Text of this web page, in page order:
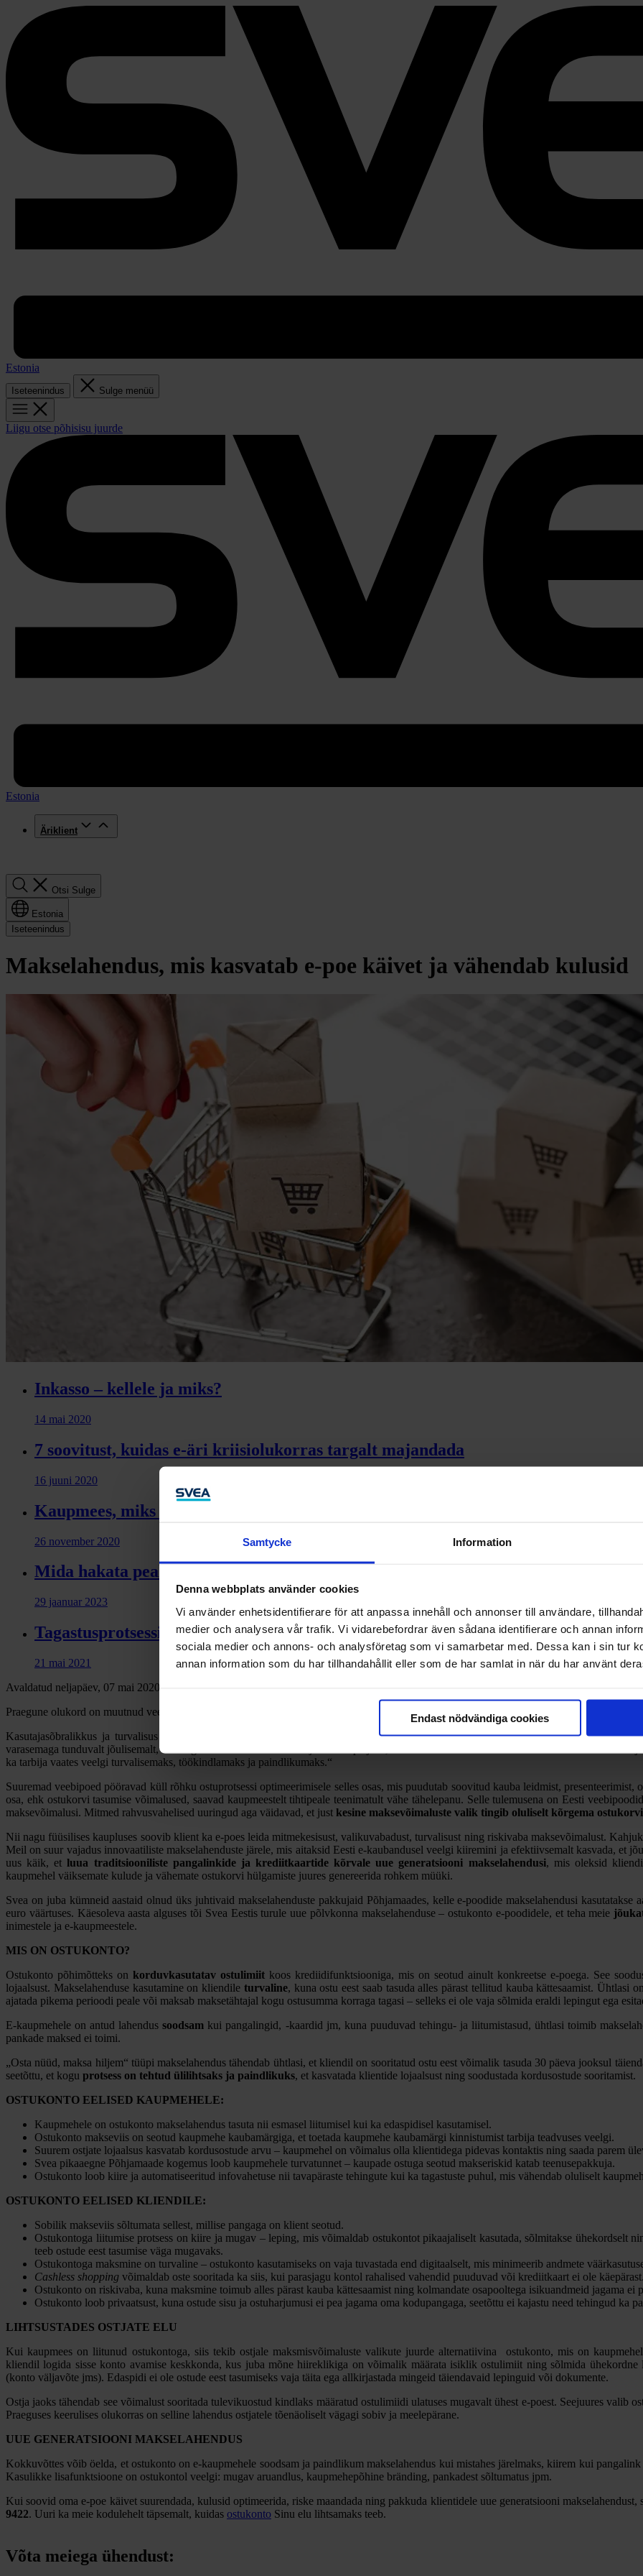
Samtycke Information
Denna webbplats använder cookies
Vi använder enhetsidentifierare för att anpassa innehåll och annonser till användare,
medier och analysera vår trafik. Vi vidarebefordrar även sådana identifierare och annan
sociala medier och annons- och analysföretag som vi samarbetar med. Dessa kan i sin tur
annan information som du har tillhandahållit eller som de har samlat in när du har använt
Endast nödvändiga cookies
Estonia
Iseteenindus Sulge menüü
Liigu otse põhisisu juurde
Estonia
Äriklient
Otsi Sulge
Estonia
Iseteenindus
Makselahendus, mis kasvatab e-poe käivet ja vähendab kulusid
Inkasso – kellele ja miks?
14 mai 2020
7 soovitust, kuidas e-äri kriisiolukorras targalt majandada
16 juuni 2020
Kaupmees, miks klient Sinu e-poest ei osta?
26 november 2020
Mida hakata peale korteriühistu võlgnikega?
29 jaanuar 2023
Tagastusprotsessi osatähtsust e-kaubanduses ei tasu alahinnata
21 mai 2021
Avaldatud neljapäev, 07 mai 2020 16:54
Praegune olukord on muutnud veebipoed tarbijale olulisemaks kui kunagi varem.
Kasutajasõbralikkus ja turvalisus mängivad siinkohal olulist rolli. Ka
E-kaubanduse Liidu juht Tõnu Väättõdeb, et „praeguses
varasemaga tunduvalt jõulisemalt, on kõige rohkem võimalik võita just e-kauplejatel, kes on varasemalt või investeerivad käesoleval hetkel
ka tarbija vaates veelgi turvalisemaks, töökindlamaks ja paindlikumaks.“
Suuremad veebipoed pööravad küll rõhku ostuprotsessi optimeerimisele selles osas, mis puudutab soovitud kauba leidmist,
osa, ehk ostukorvi tasumise võimalused, saavad kaupmeestelt tihtipeale teenimatult vähe tähelepanu. Selle tulemusena on Eesti
maksevõimalusi. Mitmed rahvusvahelised uuringud aga väidavad, et just kesine maksevõimaluste valik tingib oluliselt kõrgema
Nii nagu füüsilises kaupluses soovib klient ka e-poes leida mitmekesisust, valikuvabadust, turvalisust ning riskivaba maksevõimalust.
Meil on suur vajadus innovaatiliste makselahenduste järele, mis aitaksid Eesti e-kaubandusel veelgi kiiremini ja efektiivsemalt kasvada, et
uus käik, etluua traditsiooniliste pangalinkide ja krediitkaartide kõrvale uue generatsiooni makselahendusi, mis oleksid
kaupmehel väiksemate kulude ja vähemate ostukorvi hülgamiste juures genereerida rohkem müüki.
Svea on juba kümneid aastaid olnud üks juhtivaid makselahenduste pakkujaid Põhjamaades, kelle e-poodide makselahendusi
euro väärtuses. Käesoleva aasta alguses tõi Svea Eestis turule uue põlvkonna makselahenduse – ostukonto e-poodidele, et teha meie
inimestele ja e-kaupmeestele.
MIS ON OSTUKONTO?
Ostukonto põhimõtteks on korduvkasutatav ostulimiit koos krediidifunktsiooniga, mis on seotud ainult konkreetse e-poega. See
lojaalsust. Makselahenduse kasutamine on kliendile turvaline, kuna ostu eest saab tasuda alles pärast tellitud kauba kättesaamist. Ühtlasi
ajatada pikema perioodi peale või maksab maksetähtajal kogu ostusumma korraga tagasi – selleks ei ole vaja sõlmida eraldi lepingut ega
E-kaupmehele on antud lahendussoodsam kui pangalingid, -kaardid jm, kuna puuduvad tehingu- ja liitumistasud, ühtlasi toimib
pankade maksed ei toimi.
„Osta nüüd, maksa hiljem“ tüüpi makselahendus tähendab ühtlasi, et kliendil on sooritatud ostu eest võimalik tasuda 30 päeva jooksul
seetõttu, et kogu protsess on tehtud ülilihtsaks ja paindlikuks, et kasvatada klientide lojaalsust ning soodustada kordusostude sooritamist.
OSTUKONTO EELISED KAUPMEHELE:
Kaupmehele on ostukonto makselahendus tasuta nii esmasel liitumisel kui ka edaspidisel kasutamisel.
Ostukonto makseviis on seotud kaupmehe kaubamärgiga, et toetada kaupmehe kaubamärgi kinnistumist tarbija teadvuses veelgi.
Suurem ostjate lojaalsus kasvatab kordusostude arvu – kaupmehel on võimalus olla klientidega pidevas kontaktis ning saada parem
Svea pikaaegne Põhjamaade kogemus loob kaupmehele turvatunnet – kaupade ostuga seotud makseriskid katab teenusepakkuja.
Ostukonto loob kiire ja automatiseeritud infovahetuse nii tavapäraste tehingute kui ka tagastuste puhul, mis vähendab oluliselt
OSTUKONTO EELISED KLIENDILE:
Sobilik makseviis sõltumata sellest, millise pangaga on klient seotud.
Ostukontoga liitumise protsess on kiire ja mugav – leping, mis võimaldab ostukontot pikaajaliselt kasutada, sõlmitakse ühekordselt
teeb ostude eest tasumise väga mugavaks.
Ostukontoga maksmine on turvaline – ostukonto kasutamiseks on vaja tuvastada end digitaalselt, mis minimeerib andmete
Cashless shopping võimaldab oste sooritada ka siis, kui parasjagu kontol rahalised vahendid puuduvad või krediitkaart ei ole
Ostukonto on riskivaba, kuna maksmine toimub alles pärast kauba kättesaamist ning kolmandate osapooltega isikuandmeid jagama ei
Ostukonto loob privaatsust, kuna ostude sisu ja ostuharjumusi ei pea jagama oma kodupangaga, seetõttu ei kajastu need tehingud ka
LIHTSUSTADES OSTJATE ELU
Kui kaupmees on liitunud ostukontoga, siis tekib ostjale maksmisvõimaluste valikute juurde alternatiivina ostukonto, mis on
kliendil logida sisse konto avamise keskkonda, kus juba mõne hiireklikiga on võimalik määrata isiklik ostulimiit ning sõlmida
(konto väljavõte jms). Edaspidi ei ole ostude eest tasumiseks vaja täita ega allkirjastada mingeid täiendavaid lepinguid või dokumente.
Ostja jaoks tähendab see võimalust sooritada tulevikuostud kindlaks määratud ostulimiidi ulatuses mugavalt ühest e-poest. Seejuures valib
Praeguses keerulises olukorras on selline lahendus ostjatele tõenäoliselt vägagi sobiv ja meelepärane.
UUE GENERATSIOONI MAKSELAHENDUS
Kokkuvõttes võib öelda, et ostukonto on e-kaupmehele soodsam ja paindlikum makselahendus kui mistahes järelmaks, kiirem kui
Kasulikke lisafunktsioone on ostukontol veelgi: mugav aruandlus, kaupmehepõhine bränding, pankadest sõltumatus jpm.
Kui soovid oma e-poe käivet suurendada, kulusid optimeerida, riske maandada ning pakkuda klientidele uue generatsiooni makselahendust,
9422. Uuri ka meie kodulehelt täpsemalt, kuidas ostukonto Sinu elu lihtsamaks teeb.
Võta meiega ühendust: